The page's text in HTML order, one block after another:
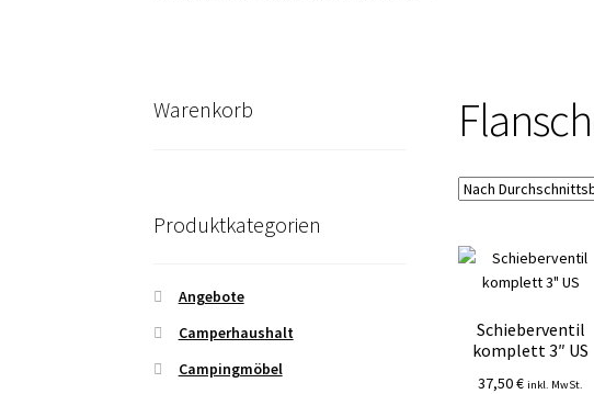
Schieberventil
komplett 3″ US
37,50€ inkl. MwSt.
Warenkorb
Produktkategorien
Angebote
Camperhaushalt
Campingmöbel